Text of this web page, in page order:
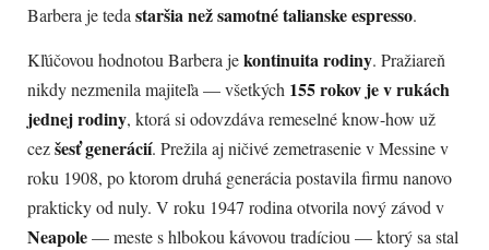
Barbera je teda staršia než samotné talianske espresso.
Kľúčovou hodnotou Barbera jekontinuita rodiny. Pražiareň
nikdy nezmenila majiteľa — všetkých 155 rokov je v rukách
jednej rodiny, ktorá si odovzdáva remeselné know-how už
cezšesť generácií. Prežila aj ničivé zemetrasenie v Messine v
roku 1908, po ktorom druhá generácia postavila firmu nanovo
prakticky od nuly. V roku 1947 rodina otvorila nový závod v
Neapole— meste s hlbokou kávovou tradíciou — ktorý sa stal